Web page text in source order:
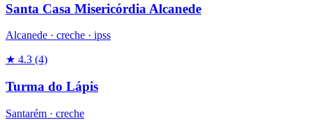
Santa Casa Misericórdia Alcanede
Alcanede · creche · ipss
★ 4.3 (4)
Turma do Lápis
Santarém · creche